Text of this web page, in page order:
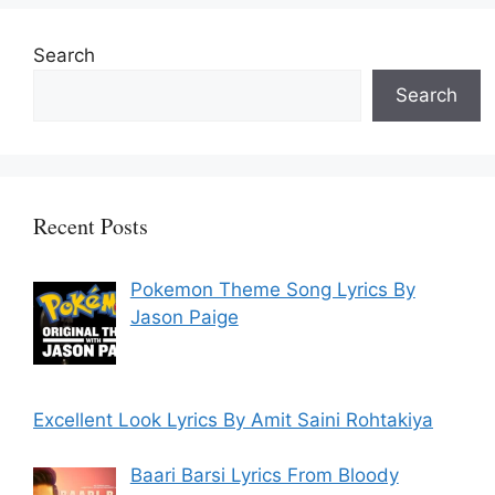
Search
Search
Recent Posts
Pokemon Theme Song Lyrics By
Jason Paige
Excellent Look Lyrics By Amit Saini Rohtakiya
Baari Barsi Lyrics From Bloody